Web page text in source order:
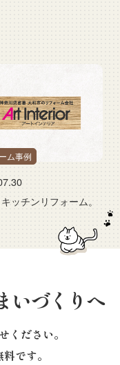
ム事例
ッチンリフォーム。
いづくりへ
ください。
です。